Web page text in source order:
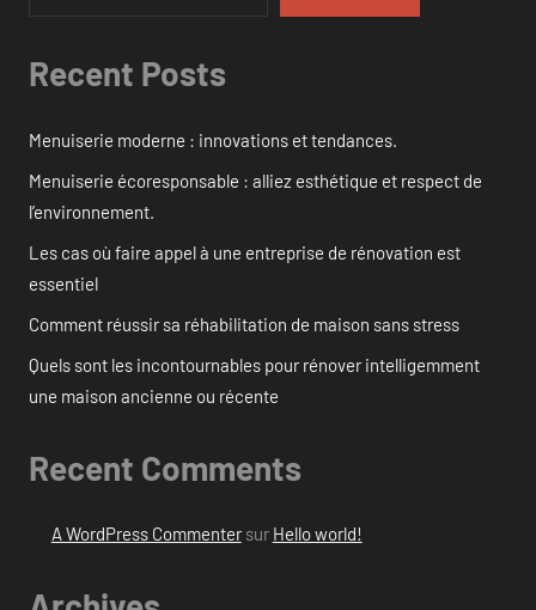
Recent Posts
Menuiserie moderne : innovations et tendances.
Menuiserie écoresponsable : alliez esthétique et respect de
l’environnement.
Les cas où faire appel à une entreprise de rénovation est
essentiel
Comment réussir sa réhabilitation de maison sans stress
Quels sont les incontournables pour rénover intelligemment
une maison ancienne ou récente
Recent Comments
A WordPress Commentersur Hello world!